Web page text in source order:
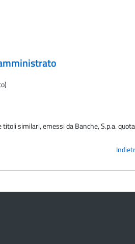
similari, emessi da Banche, S.p.a.